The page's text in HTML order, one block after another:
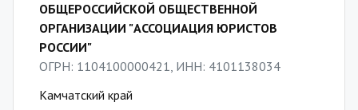
ОБЩЕРОССИЙСКОЙ ОБЩЕСТВЕННОЙ
ОРГАНИЗАЦИИ "АССОЦИАЦИЯ ЮРИСТОВ
РОССИИ"
ОГРН: 1104100000421, ИНН: 4101138034
Камчатский край